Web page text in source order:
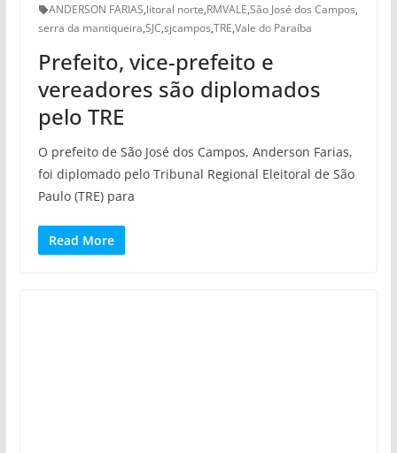
ANDERSON FARIAS,litoral norte,RMVALE,São José dos Campos,
serra da mantiqueira,SJC,sjcampos,TRE,Vale do Paraíba
Prefeito, vice-prefeito e
vereadores são diplomados
pelo TRE
O prefeito de São José dos Campos, Anderson Farias,
foi diplomado pelo Tribunal Regional Eleitoral de São
Paulo (TRE) para
Read More